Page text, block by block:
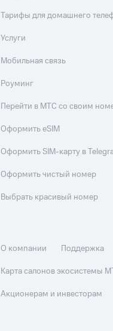
Тарифы для домашнего
Услуги
Мобильная связь
Роуминг
Перейти в МТС со своим
Оформить eSIM
Оформить SIM-карту в
Оформить чистый номер
Выбрать красивый номер
О компании Поддержка
Карта салонов экосистемы
Акционерам и инвесторам